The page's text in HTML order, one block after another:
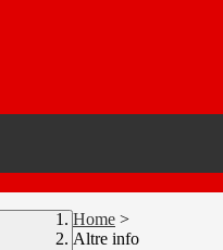
Home >
Altre info